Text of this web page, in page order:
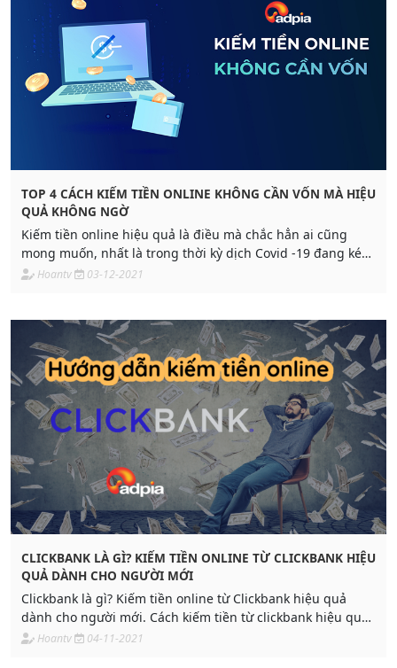
TOP 4 CÁCH KIẾM TIỀN ONLINE KHÔNG CẦN VỐN MÀ HIỆU
QUẢ KHÔNG NGỜ
Kiếm tiền online hiệu quả là điều mà chắc hẳn ai cũng
mong muốn, nhất là trong thời kỳ dịch Covid -19 đang kéo
dài. Mọi người tìm kiếm cơ hội về việc
Hoantv 03-12-2021
CLICKBANK LÀ GÌ? KIẾM TIỀN ONLINE TỪ CLICKBANK HIỆU
QUẢ DÀNH CHO NGƯỜI MỚI
Clickbank là gì? Kiếm tiền online từ Clickbank hiệu quả
dành cho người mới. Cách kiếm tiền từ clickbank hiệu quả
đến không ngờ
Hoantv 04-11-2021